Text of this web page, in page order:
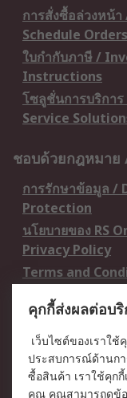
การสั่งซื้อล่วงหน้า
Schedule Orders
ใบกำกับภาษี /
Instructions
โซลูชั่นการบริกา
Service
ชอบด้วยกฎหมาย
การรักษาข้อมูล /
Protection
นโยบายของ RS
Privacy Policy
Terms and
เกี่ยวกับ RS /
RS ทั่วโลก / RS
Worldwide
คุกกี้ส่งผลต่อบ
เว็บไซต์ของเราใ
ประสบการณ์ด้านก
ซื้อสินค้า เราใช้คุก
คุณ คุณสามารถดูข้อ